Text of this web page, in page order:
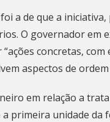
a de que a
O governador em
concretas,
aspectos de
em relação a
primeira unidade da